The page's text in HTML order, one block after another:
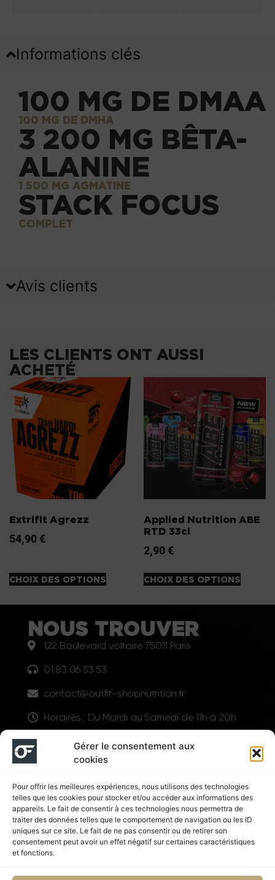
Gérer le consentement aux
cookies
Pour offrir les meilleures expériences, nous utilisons des technologies
telles que les cookies pour stocker et/ou accéder aux informations des
appareils. Le fait de consentir à ces technologies nous permettra de
traiter des données telles que le comportement de navigation ou les ID
uniques sur ce site. Le fait de ne pas consentir ou de retirer son
consentement peut avoir un effet négatif sur certaines caractéristiques
et fonctions.
Informations clés
100 MG DE DMAA
100 MG DE DMHA
3 200 MG BÊTA-
ALANINE
1 500 MG AGMATINE
STACK FOCUS
COMPLET
Avis clients
LES CLIENTS ONT AUSSI
ACHETÉ
Extrifit Agrezz
54,90 €
CHOIX DES OPTIONS
Applied Nutrition ABE
RTD 33cl
2,90 €
CHOIX DES OPTIONS
NOUS TROUVER
122 Boulevard voltaire 75011 Paris
01 83 06 53 53
contact@outfit-shopnutrition.fr
Horaires : Du Mardi au Samedi de 11h à 20h
LIENS UTILES
Suivez nous